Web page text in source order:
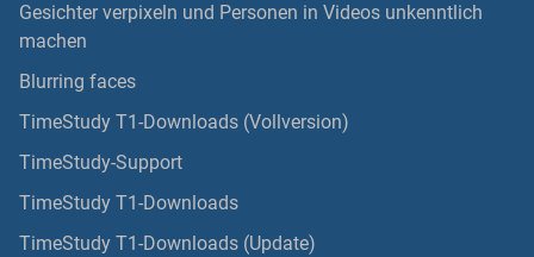
Gesichter verpixeln und Personen in Videos unkenntlich
machen
Blurring faces
TimeStudy T1-Downloads (Vollversion)
TimeStudy-Support
TimeStudy T1-Downloads
TimeStudy T1-Downloads (Update)